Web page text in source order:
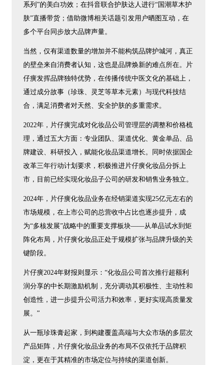
系列”的美白功效；在抖音联合护肤达人进行“国潮草木护
肤”直播带货；借助微博相关话题引发用户晒图互动，在
多个平台同步放大品牌声量。
当然，仅有渠道数量的增加并不能构筑品牌护城河，真正
的壁垒来自消费者认知，这也是品牌焕新的难点所在。片
仔癀发挥品牌独特优势，在传播传统中医文化的基础上，
通过成分故事（珍珠、灵芝等草本元素）与现代科技结
合，满足消费者对天然、安全护肤的多重需求。
2022年，片仔癀完成对化妆品公司管理层的调整和价格梳
理，通过五大方面：专业团队、渠道优化、黄金单品、品
牌建设、科研投入，赋能化妆品渠道增长。同时依据国企
改革三年行动计划要求，积极推进片仔癀化妆品分拆上
市，目前已经实现化妆品子公司的研发和销售业务独立。
2024年，片仔癀化妆品业务在经销渠道实现25亿元左右的
市场规模，在上市公司的总营收中占比也逐步提升，成
为“多核发展”战略中的重要支撑板块——从单品试水到矩
阵化布局，片仔癀化妆品正处于规模扩张与品牌升级的关
键阶段。
片仔癀2024年财报则显示：“化妆品公司首次推行超额利
润分享的中长期激励机制，充分调动其积极性、主动性和
创造性，进一步提升公司活力和效率，更好实现高质量发
展。”
从一瓶珍珠膏起家，到构建覆盖高端与大众市场的多层次
产品矩阵，片仔癀化妆品业务的布局不仅依托于品牌积
淀，更在于其精准的市场定位与持续的渠道创新。